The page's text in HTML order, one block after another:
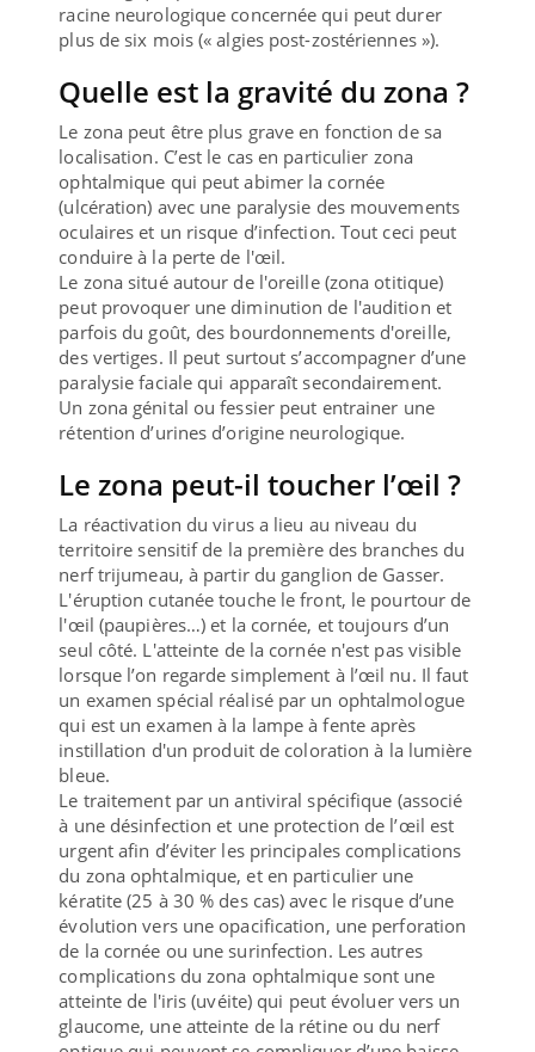
racine neurologique concernée qui peut durer
plus de six mois (« algies post-zostériennes »).
Quelle est la gravité du zona ?
Le zona peut être plus grave en fonction de sa
localisation. C’est le cas en particulier zona
ophtalmique qui peut abimer la cornée
(ulcération) avec une paralysie des mouvements
oculaires et un risque d’infection. Tout ceci peut
conduire à la perte de l'œil.
Le zona situé autour de l'oreille (zona otitique)
peut provoquer une diminution de l'audition et
parfois du goût, des bourdonnements d'oreille,
des vertiges. Il peut surtout s’accompagner d’une
paralysie faciale qui apparaît secondairement.
Un zona génital ou fessier peut entrainer une
rétention d’urines d’origine neurologique.
Le zona peut-il toucher l’œil ?
La réactivation du virus a lieu au niveau du
territoire sensitif de la première des branches du
nerf trijumeau, à partir du ganglion de Gasser.
L'éruption cutanée touche le front, le pourtour de
l'œil (paupières…) et la cornée, et toujours d’un
seul côté. L'atteinte de la cornée n'est pas visible
lorsque l’on regarde simplement à l’œil nu. Il faut
un examen spécial réalisé par un ophtalmologue
qui est un examen à la lampe à fente après
instillation d'un produit de coloration à la lumière
bleue.
Le traitement par un antiviral spécifique (associé
à une désinfection et une protection de l’œil est
urgent afin d’éviter les principales complications
du zona ophtalmique, et en particulier une
kératite (25 à 30 % des cas) avec le risque d’une
évolution vers une opacification, une perforation
de la cornée ou une surinfection. Les autres
complications du zona ophtalmique sont une
atteinte de l'iris (uvéite) qui peut évoluer vers un
glaucome, une atteinte de la rétine ou du nerf